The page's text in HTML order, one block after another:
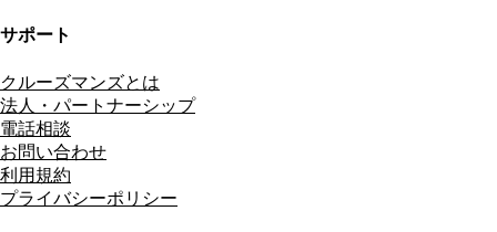
サポート
クルーズマンズとは
法人・パートナーシップ
電話相談
お問い合わせ
利用規約
プライバシーポリシー